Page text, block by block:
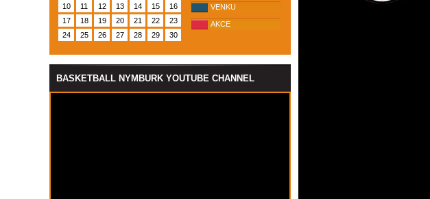
VENKU
AKCE
10
11 12 13 14 15
16
17
18 19 20 21 22
23
24
25 26 27 28 29 30
BASKETBALL NYMBURK YOUTUBE CHANNEL